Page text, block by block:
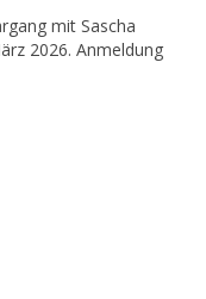
mit Sascha
2026. Anmeldung